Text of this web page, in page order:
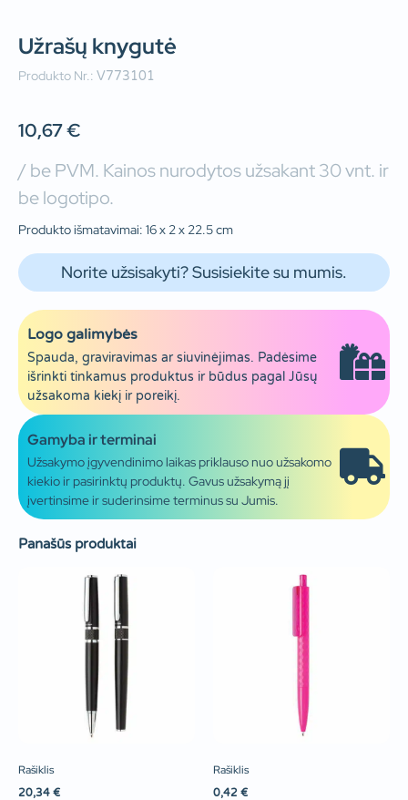
Užrašų knygutė
Produkto Nr.: V773101
10,67€
/ be PVM. Kainos nurodytos užsakant 30 vnt. ir
be logotipo.
Produkto išmatavimai: 16 x 2 x 22.5 cm
Norite užsisakyti? Susisiekite su mumis.
Logo galimybės
Spauda, graviravimas ar siuvinėjimas. Padėsime
išrinkti tinkamus produktus ir būdus pagal Jūsų
užsakoma kiekį ir poreikį.
Gamyba ir terminai
Užsakymo įgyvendinimo laikas priklauso nuo užsakomo
kiekio ir pasirinktų produktų. Gavus užsakymą jį
įvertinsime ir suderinsime terminus su Jumis.
Panašūs produktai
Rašiklis
20,34 €
Rašiklis
0,42 €